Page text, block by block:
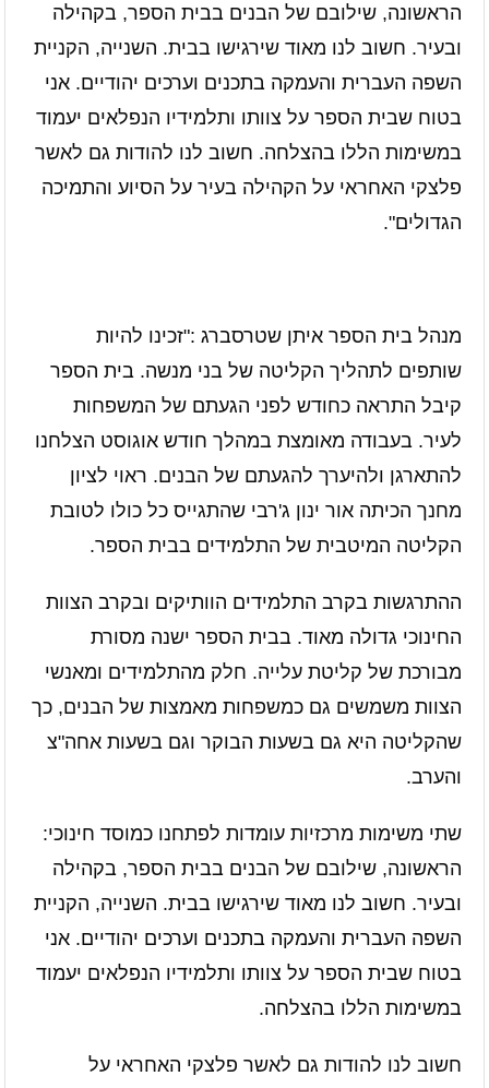
הראשונה, שילובם של הבנים בבית הספר, בקהילה
ובעיר. חשוב לנו מאוד שירגישו בבית. השנייה, הקניית
השפה העברית והעמקה בתכנים וערכים יהודיים. אני
בטוח שבית הספר על צוותו ותלמידיו הנפלאים יעמוד
במשימות הללו בהצלחה. חשוב לנו להודות גם לאשר
פלצקי האחראי על הקהילה בעיר על הסיוע והתמיכה
הגדולים".
מנהל בית הספר איתן שטרסברג :"זכינו להיות
שותפים לתהליך הקליטה של בני מנשה. בית הספר
קיבל התראה כחודש לפני הגעתם של המשפחות
לעיר. בעבודה מאומצת במהלך חודש אוגוסט הצלחנו
להתארגן ולהיערך להגעתם של הבנים. ראוי לציון
מחנך הכיתה אור ינון ג'רבי שהתגייס כל כולו לטובת
הקליטה המיטבית של התלמידים בבית הספר.
ההתרגשות בקרב התלמידים הוותיקים ובקרב הצוות
החינוכי גדולה מאוד. בבית הספר ישנה מסורת
מבורכת של קליטת עלייה. חלק מהתלמידים ומאנשי
הצוות משמשים גם כמשפחות מאמצות של הבנים, כך
שהקליטה היא גם בשעות הבוקר וגם בשעות אחה"צ
והערב.
שתי משימות מרכזיות עומדות לפתחנו כמוסד חינוכי:
הראשונה, שילובם של הבנים בבית הספר, בקהילה
ובעיר. חשוב לנו מאוד שירגישו בבית. השנייה, הקניית
השפה העברית והעמקה בתכנים וערכים יהודיים. אני
בטוח שבית הספר על צוותו ותלמידיו הנפלאים יעמוד
במשימות הללו בהצלחה.
חשוב לנו להודות גם לאשר פלצקי האחראי על